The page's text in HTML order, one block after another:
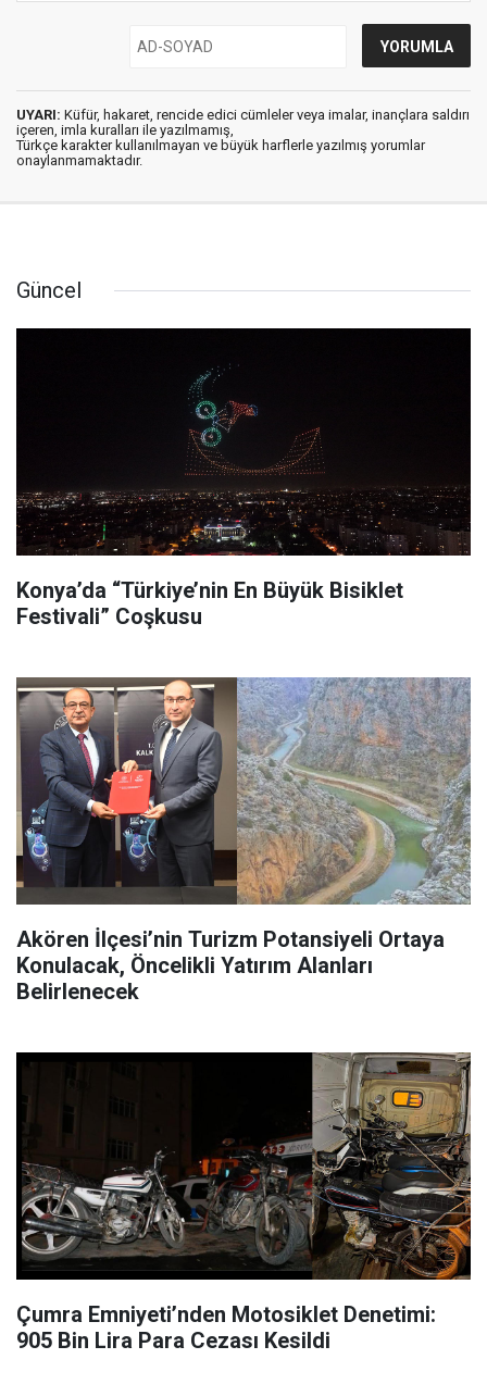
UYARI: Küfür, hakaret, rencide edici cümleler veya imalar, inançlara saldırı
içeren, imla kuralları ile yazılmamış,
Türkçe karakter kullanılmayan ve büyük harflerle yazılmış yorumlar
onaylanmamaktadır.
Güncel
Konya’da “Türkiye’nin En Büyük Bisiklet
Festivali” Coşkusu
Akören İlçesi’nin Turizm Potansiyeli Ortaya
Konulacak, Öncelikli Yatırım Alanları
Belirlenecek
Çumra Emniyeti’nden Motosiklet Denetimi:
905 Bin Lira Para Cezası Kesildi